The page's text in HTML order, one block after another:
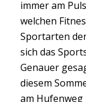
immer am
welchen
Sportarten
sich das
Genauer
diesem
am